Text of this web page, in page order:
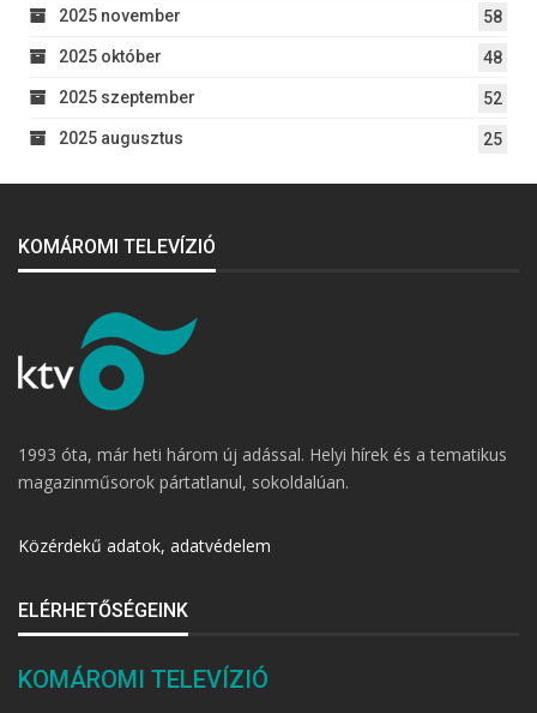
2025 november 58
2025 október 48
2025 szeptember 52
2025 augusztus 25
KOMÁROMI TELEVÍZIÓ
1993 óta, már heti három új adással. Helyi hírek és a tematikus
magazinműsorok pártatlanul, sokoldalúan.
Közérdekű adatok, adatvédelem
ELÉRHETŐSÉGEINK
KOMÁROMI TELEVÍZIÓ